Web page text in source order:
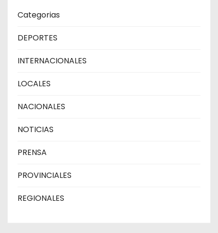
Categorias
DEPORTES
INTERNACIONALES
LOCALES
NACIONALES
NOTICIAS
PRENSA
PROVINCIALES
REGIONALES